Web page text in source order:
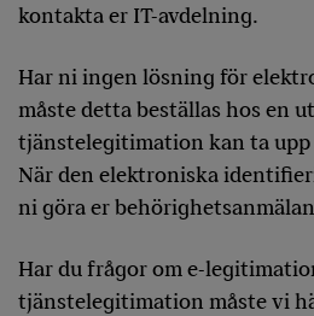
kontakta er IT-avdelning.
Har ni ingen lösning för
måste detta beställas hos en
tjänstelegitimation kan ta
När den elektroniska
ni göra er
Har du frågor om e-
tjänstelegitimation måste vi